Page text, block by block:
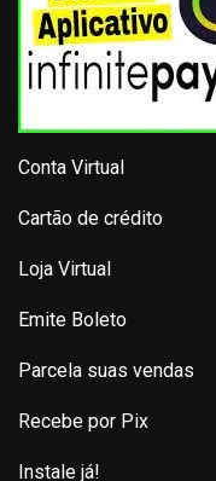
Conta Virtual
Cartão de crédito
Loja Virtual
Emite Boleto
Parcela suas vendas
Recebe por Pix
Instale já!